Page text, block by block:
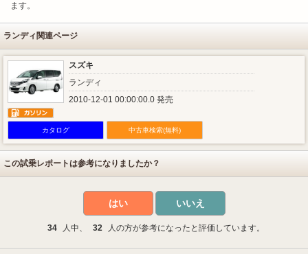
ます。
ランディ関連ページ
スズキ
ランディ
2010-12-01 00:00:00.0 発売
カタログ 中古車検索(無料)
この試乗レポートは参考になりましたか？
はい いいえ
34 人中、 32 人の方が参考になったと評価しています。